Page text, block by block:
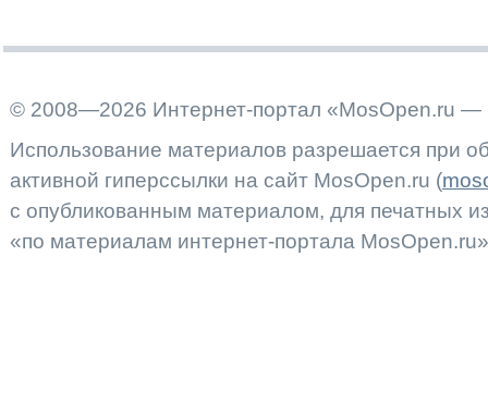
© 2008—2026 Интернет-портал «MosOpen.ru —
Использование материалов разрешается при
активной гиперссылки на сайт MosOpen.ru (
с опубликованным материалом, для печатных
«по материалам интернет-портала